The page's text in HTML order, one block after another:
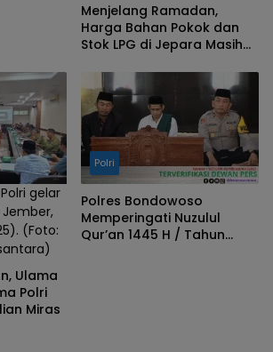
Menjelang Ramadan,
Harga Bahan Pokok dan
Stok LPG di Jepara Masih
gelar
Jember,
(Foto:
Ulama
Polri
Miras
Polri
Polres Bondowoso
Memperingati Nuzulul
Qur’an 1445 H / Tahun